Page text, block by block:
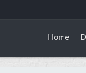
Home